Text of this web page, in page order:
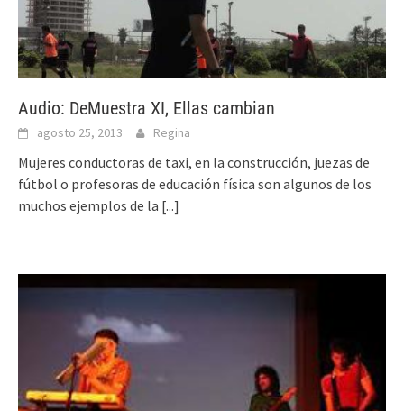
Audio: DeMuestra XI, Ellas cambian
agosto 25, 2013 Regina
Mujeres conductoras de taxi, en la construcción, juezas de
fútbol o profesoras de educación física son algunos de los
muchos ejemplos de la [...]